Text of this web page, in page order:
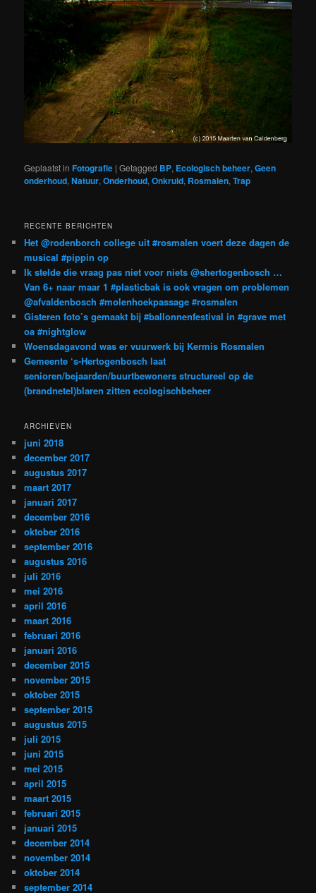
Geplaatst in Fotografie |Getagged BP, Ecologisch beheer,Geen
onderhoud,Natuur,Onderhoud,Onkruid, Rosmalen,Trap
RECENTE BERICHTEN
Het @rodenborch college uit #rosmalen voert deze dagen de
musical #pippin op
Ik stelde die vraag pas niet voor niets @shertogenbosch …
Van 6+ naar maar 1 #plasticbak is ook vragen om problemen
@afvaldenbosch #molenhoekpassage #rosmalen
Gisteren foto’s gemaakt bij #ballonnenfestival in #grave met
oa #nightglow
Woensdagavond was er vuurwerk bij Kermis Rosmalen
Gemeente ‘s-Hertogenbosch laat
senioren/bejaarden/buurtbewoners structureel op de
(brandnetel)blaren zitten ecologischbeheer
ARCHIEVEN
juni 2018
december 2017
augustus 2017
maart 2017
januari 2017
december 2016
oktober 2016
september 2016
augustus 2016
juli 2016
mei 2016
april 2016
maart 2016
februari 2016
januari 2016
december 2015
november 2015
oktober 2015
september 2015
augustus 2015
juli 2015
juni 2015
mei 2015
april 2015
maart 2015
februari 2015
januari 2015
december 2014
november 2014
oktober 2014
september 2014